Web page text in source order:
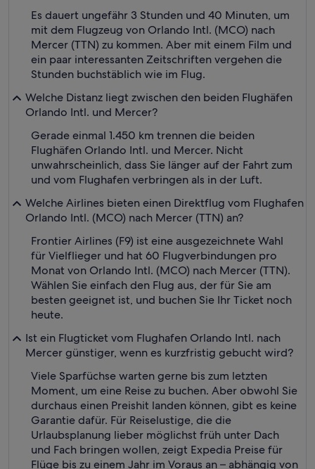
Es dauert ungefähr 3 Stunden und 40 Minuten, um
mit dem Flugzeug von Orlando Intl. (MCO) nach
Mercer (TTN) zu kommen. Aber mit einem Film und
ein paar interessanten Zeitschriften vergehen die
Stunden buchstäblich wie im Flug.
Welche Distanz liegt zwischen den beiden Flughäfen
Orlando Intl. und Mercer?
Gerade einmal 1.450 km trennen die beiden
Flughäfen Orlando Intl. und Mercer. Nicht
unwahrscheinlich, dass Sie länger auf der Fahrt zum
und vom Flughafen verbringen als in der Luft.
Welche Airlines bieten einen Direktflug vom Flughafen
Orlando Intl. (MCO) nach Mercer (TTN) an?
Frontier Airlines (F9) ist eine ausgezeichnete Wahl
für Vielflieger und hat 60 Flugverbindungen pro
Monat von Orlando Intl. (MCO) nach Mercer (TTN).
Wählen Sie einfach den Flug aus, der für Sie am
besten geeignet ist, und buchen Sie Ihr Ticket noch
heute.
Ist ein Flugticket vom Flughafen Orlando Intl. nach
Mercer günstiger, wenn es kurzfristig gebucht wird?
Viele Sparfüchse warten gerne bis zum letzten
Moment, um eine Reise zu buchen. Aber obwohl Sie
durchaus einen Preishit landen können, gibt es keine
Garantie dafür. Für Reiselustige, die die
Urlaubsplanung lieber möglichst früh unter Dach
und Fach bringen wollen, zeigt Expedia Preise für
Flüge bis zu einem Jahr im Voraus an – abhängig von